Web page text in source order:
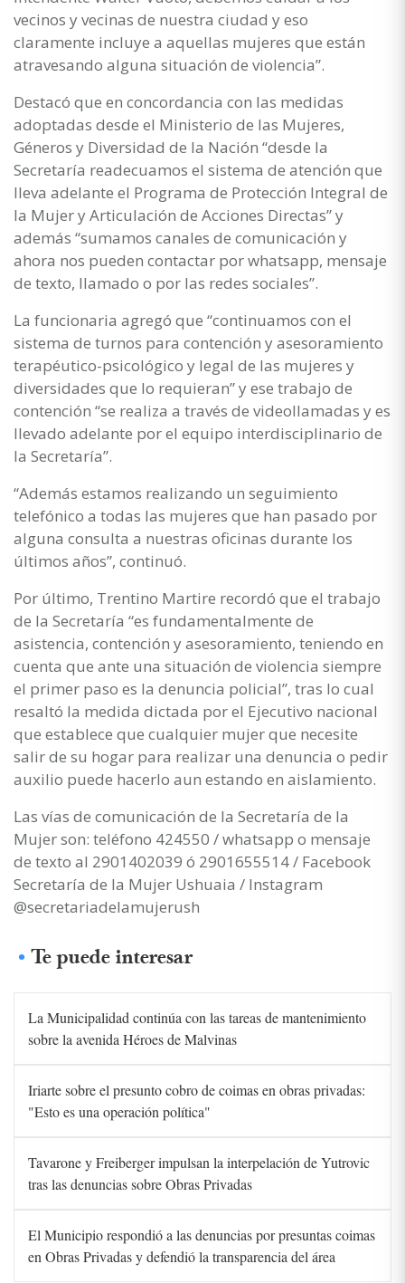
vecinos y vecinas de nuestra ciudad y eso
claramente incluye a aquellas mujeres que están
atravesando alguna situación de violencia”.
Destacó que en concordancia con las medidas
adoptadas desde el Ministerio de las Mujeres,
Géneros y Diversidad de la Nación “desde la
Secretaría readecuamos el sistema de atención que
lleva adelante el Programa de Protección Integral de
la Mujer y Articulación de Acciones Directas” y
además “sumamos canales de comunicación y
ahora nos pueden contactar por whatsapp, mensaje
de texto, llamado o por las redes sociales”.
La funcionaria agregó que “continuamos con el
sistema de turnos para contención y asesoramiento
terapéutico-psicológico y legal de las mujeres y
diversidades que lo requieran” y ese trabajo de
contención “se realiza a través de videollamadas y es
llevado adelante por el equipo interdisciplinario de
la Secretaría”.
“Además estamos realizando un seguimiento
telefónico a todas las mujeres que han pasado por
alguna consulta a nuestras oficinas durante los
últimos años”, continuó.
Por último, Trentino Martire recordó que el trabajo
de la Secretaría “es fundamentalmente de
asistencia, contención y asesoramiento, teniendo en
cuenta que ante una situación de violencia siempre
el primer paso es la denuncia policial”, tras lo cual
resaltó la medida dictada por el Ejecutivo nacional
que establece que cualquier mujer que necesite
salir de su hogar para realizar una denuncia o pedir
auxilio puede hacerlo aun estando en aislamiento.
Las vías de comunicación de la Secretaría de la
Mujer son: teléfono 424550 / whatsapp o mensaje
de texto al 2901402039 ó 2901655514 / Facebook
Secretaría de la Mujer Ushuaia / Instagram
@secretariadelamujerush
Te puede interesar
La Municipalidad continúa con las tareas de mantenimiento
sobre la avenida Héroes de Malvinas
Iriarte sobre el presunto cobro de coimas en obras privadas:
"Esto es una operación política"
Tavarone y Freiberger impulsan la interpelación de Yutrovic
tras las denuncias sobre Obras Privadas
El Municipio respondió a las denuncias por presuntas coimas
en Obras Privadas y defendió la transparencia del área